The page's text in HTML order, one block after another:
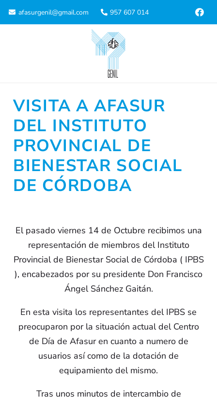
afasurgenil@gmail.com 957 607 014
VISITA A AFASUR
DEL INSTITUTO
PROVINCIAL DE
BIENESTAR SOCIAL
DE CÓRDOBA
El pasado viernes 14 de Octubre recibimos una
representación de miembros del Instituto
Provincial de Bienestar Social de Córdoba ( IPBS
), encabezados por su presidente Don Francisco
Ángel Sánchez Gaitán.
En esta visita los representantes del IPBS se
preocuparon por la situación actual del Centro
de Día de Afasur en cuanto a numero de
usuarios así como de la dotación de
equipamiento del mismo.
Tras unos minutos de intercambio de